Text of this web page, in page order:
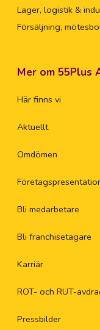
Lager, logistik &
Försäljning,
Mer om 55Plus
Här finns vi
Aktuellt
Omdömen
Bli medarbetare
Bli franchisetagare
Karriär
ROT- och RUT-
Pressbilder